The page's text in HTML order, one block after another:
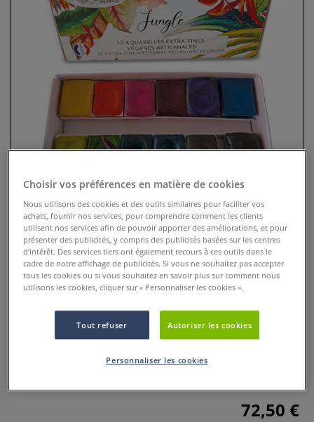
Palette Jungle Aquarelle de
Provence
0 Commentaires
Ce coffret contient 12 couleurs, parfaites pour la peinture
de portraits. Les aquarelles Aquarelle de Provence sont
72,50 €
Choisir vos préférences en matière de cookies
Nous utilisons des cookies et des outils similaires pour faciliter vos
achats, fournir nos services, pour comprendre comment les clients
utilisent nos services afin de pouvoir apporter des améliorations, et pour
présenter des publicités, y compris des publicités basées sur les centres
d’intérêt. Des services tiers ont également recours à ces outils dans le
cadre de notre affichage de publicités. Si vous ne souhaitez pas accepter
tous les cookies ou si vous souhaitez en savoir plus sur comment nous
utilisons les cookies, cliquer sur « Personnaliser les cookies ».
Tout refuser Autoriser les cookies
Personnaliser les cookies